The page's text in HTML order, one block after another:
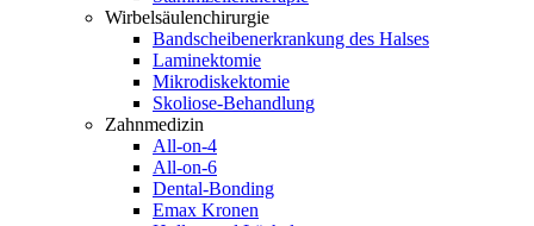
Wirbelsäulenchirurgie
Bandscheibenerkrankung des Halses
Laminektomie
Mikrodiskektomie
Skoliose-Behandlung
Zahnmedizin
All-on-4
All-on-6
Dental-Bonding
Emax Kronen